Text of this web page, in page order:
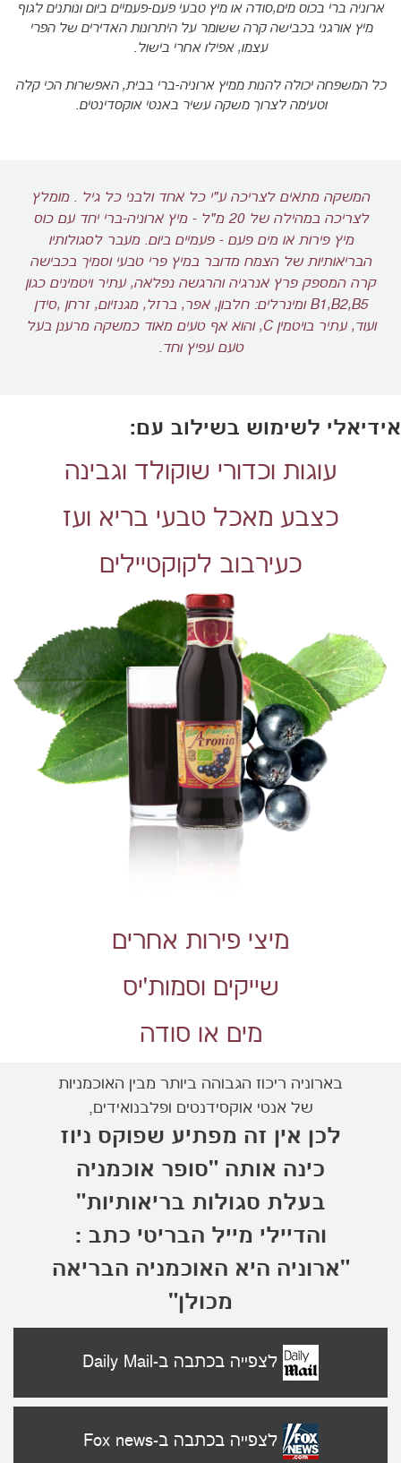
ארוניה ברי בכוס מים,סודה או מיץ טבעי פעם-פעמיים ביום ונותנים לגוף
מיץ אורגני בכבישה קרה ששומר על היתרונות האדירים של הפרי
עצמו, אפילו אחרי בישול.
כל המשפחה יכולה להנות ממיץ ארוניה-ברי בבית, האפשרות הכי קלה
וטעימה לצרוך משקה עשיר באנטי אוקסדינטים.
המשקה מתאים לצריכה ע"י כל אחד ולבני כל גיל . מומלץ
לצריכה במהילה של 20 מ"ל - מיץ ארוניה-ברי יחד עם כוס
מיץ פירות או מים פעם - פעמיים ביום. מעבר לסגולותיו
הבריאותיות של הצמח מדובר במיץ פרי טבעי וסמיך בכבישה
קרה המספק פרץ אנרגיה והרגשה נפלאה, עתיר ויטמינים כגון
B1,B2,B5 ומינרלים: חלבון, אפר, ברזל, מגנזיום, זרחן ,סידן
ועוד, עתיר בויטמין C, והוא אף טעים מאוד כמשקה מרענן בעל
טעם עפיץ וחד.
אידיאלי לשימוש בשילוב עם:
עוגות וכדורי שוקולד וגבינה
כצבע מאכל טבעי בריא ועז
כעירבוב לקוקטיילים
מיצי פירות אחרים
שייקים וסמות’יס
מים או סודה
בארוניה ריכוז הגבוהה ביותר מבין האוכמניות
של אנטי אוקסידנטים ופלבנואידים,
לכן אין זה מפתיע שפוקס ניוז
כינה אותה "סופר אוכמניה
בעלת סגולות בריאותיות”
והדיילי מייל הבריטי כתב :
"ארוניה היא האוכמניה הבריאה
מכולן"
לצפייה בכתבה ב-Daily Mail
לצפייה בכתבה ב-Fox news